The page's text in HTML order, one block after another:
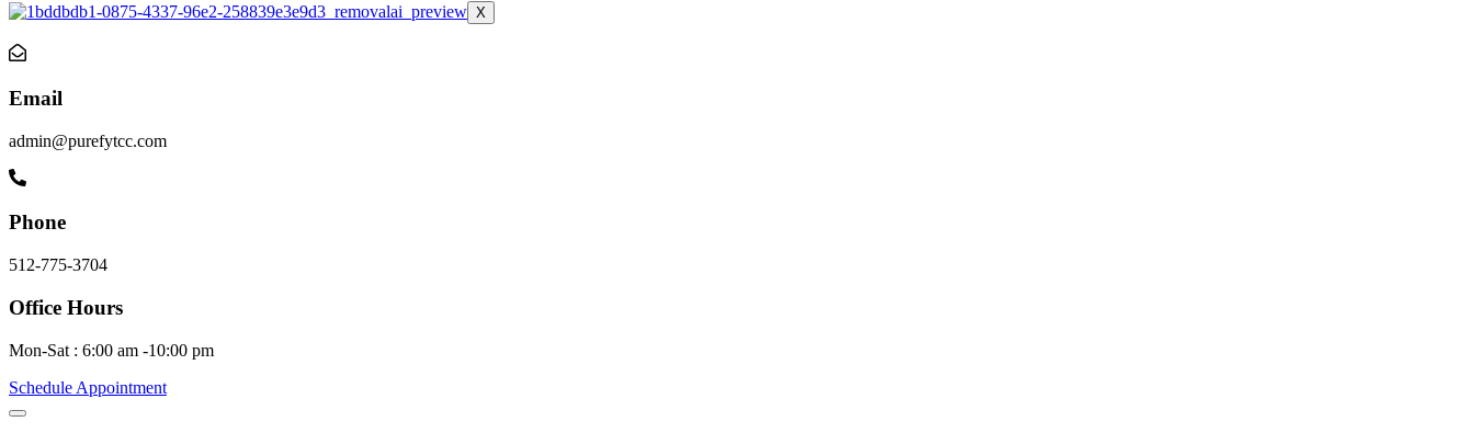
X
Email
admin@purefytcc.com
Phone
512-775-3704
Office Hours
Mon-Sat : 6:00 am -10:00 pm
Schedule Appointment